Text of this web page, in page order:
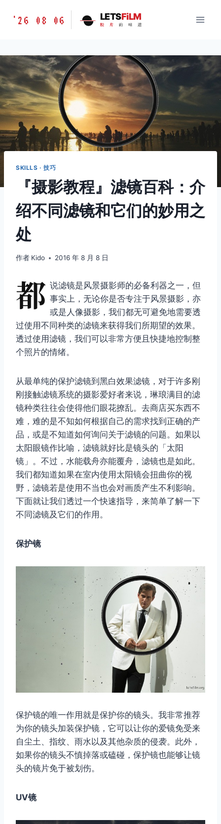
胶
味
道
LETSFILM
'26 08 06 LETSFiLM
胶 片 的 味 道
SKILLS · 技巧
『摄影教程』滤镜百科：介
绍不同滤镜和它们的妙用之
处
作者 Kido 2016 年 8 月 8 日
都 说滤镜是风景摄影师的必备利器之一，但
事实上，无论你是否专注于风景摄影，亦
或是人像摄影，我们都无可避免地需要透
过使用不同种类的滤镜来获得我们所期望的效果。
透过使用滤镜，我们可以非常方便且快捷地控制整
个照片的情绪。
从最单纯的保护滤镜到黑白效果滤镜，对于许多刚
刚接触滤镜系统的摄影爱好者来说，琳琅满目的滤
镜种类往往会使得他们眼花撩乱。去商店买东西不
难，难的是不知如何根据自己的需求找到正确的产
品，或是不知道如何询问关于滤镜的问题。如果以
太阳眼镜作比喻，滤镜就好比是镜头的「太阳
镜」。不过，水能载舟亦能覆舟，滤镜也是如此。
我们都知道如果在室内使用太阳镜会扭曲你的视
野，滤镜若是使用不当也会对画质产生不利影响。
下面就让我们透过一个快速指导，来简单了解一下
不同滤镜及它们的作用。
保护镜
保护镜的唯一作用就是保护你的镜头。我非常推荐
为你的镜头加装保护镜，它可以让你的爱镜免受来
自尘土、指纹、雨水以及其他杂质的侵袭。此外，
如果你的镜头不慎掉落或磕碰，保护镜也能够让镜
头的镜片免于被划伤。
UV镜